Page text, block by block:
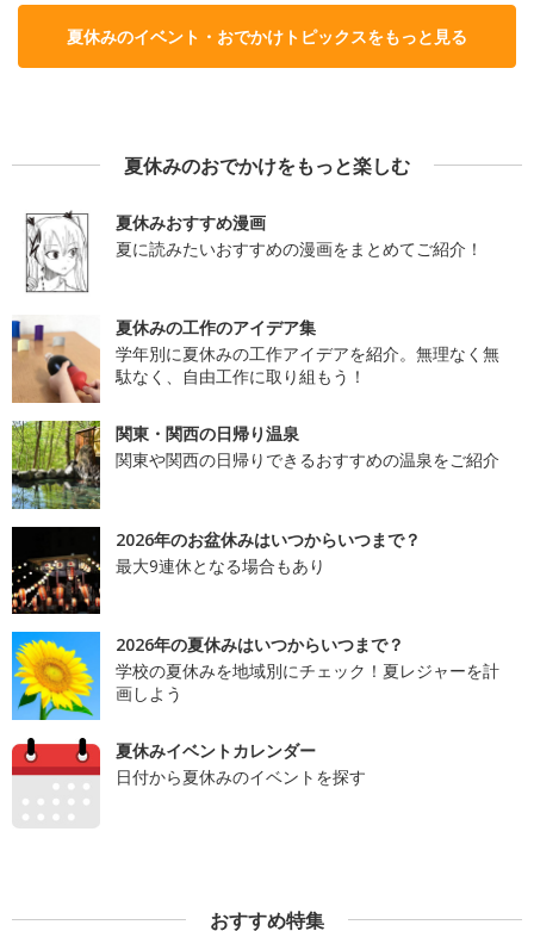
夏休みのイベント・おでかけトピックスをもっと見る
夏休みのおでかけをもっと楽しむ
夏休みおすすめ漫画
夏に読みたいおすすめの漫画をまとめてご紹介！
夏休みの工作のアイデア集
学年別に夏休みの工作アイデアを紹介。無理なく無
駄なく、自由工作に取り組もう！
関東・関西の日帰り温泉
関東や関西の日帰りできるおすすめの温泉をご紹介
2026年のお盆休みはいつからいつまで？
最大9連休となる場合もあり
2026年の夏休みはいつからいつまで？
学校の夏休みを地域別にチェック！夏レジャーを計
画しよう
夏休みイベントカレンダー
日付から夏休みのイベントを探す
おすすめ特集